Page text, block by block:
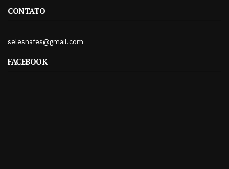
CONTATO
selesnafes@gmail.com
FACEBOOK